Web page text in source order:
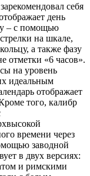
себя
день
– с помощью
на шкале,
а также фазу
отметки «6 часов».
на уровень
идеальным
отображает
того, калибр
времени через
заводной
в двух версиях:
и римскими